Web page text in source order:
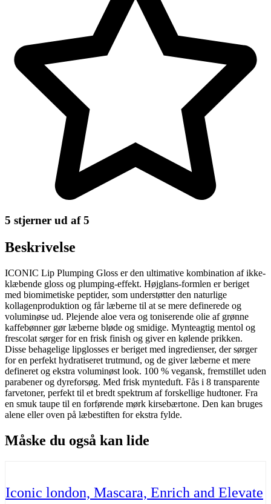
5 stjerner ud af 5
Beskrivelse
ICONIC Lip Plumping Gloss er den ultimative kombination af ikke-
klæbende gloss og plumping-effekt. Højglans-formlen er beriget
med biomimetiske peptider, som understøtter den naturlige
kollagenproduktion og får læberne til at se mere definerede og
voluminøse ud. Plejende aloe vera og toniserende olie af grønne
kaffebønner gør læberne bløde og smidige. Mynteagtig mentol og
frescolat sørger for en frisk finish og giver en kølende prikken.
Disse behagelige lipglosses er beriget med ingredienser, der sørger
for en perfekt hydratiseret trutmund, og de giver læberne et mere
defineret og ekstra voluminøst look. 100 % vegansk, fremstillet uden
parabener og dyreforsøg. Med frisk mynteduft. Fås i 8 transparente
farvetoner, perfekt til et bredt spektrum af forskellige hudtoner. Fra
en smuk taupe til en forførende mørk kirsebærtone. Den kan bruges
alene eller oven på læbestiften for ekstra fylde.
Måske du også kan lide
Iconic london, Mascara, Enrich and Elevate